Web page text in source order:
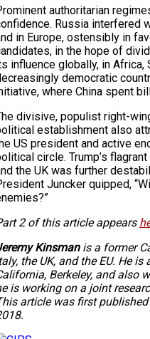
authoritarian
Russia interfered
in Europe, ostensibly in
in the hope of
influence globally, in Africa,
democratic
where China spent
divisive, populist right-
establishment also
US president and active
circle. Trump’s
the UK was further
Juncker quipped,
2 of this article appears
Kinsman is a former
the UK, and the EU. He
Berkeley, and also
is working on a joint
article was first